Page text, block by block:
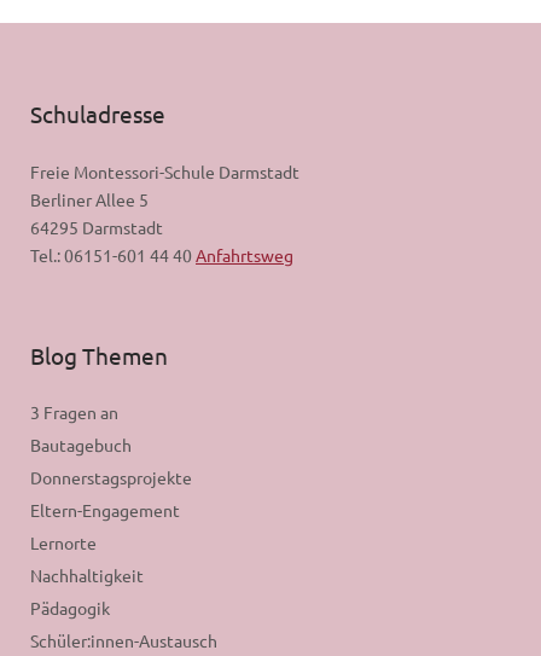
Schuladresse
Freie Montessori-Schule Darmstadt
Berliner Allee 5
64295 Darmstadt
Tel.: 06151-601 44 40Anfahrtsweg
Blog Themen
3 Fragen an
Bautagebuch
Donnerstagsprojekte
Eltern-Engagement
Lernorte
Nachhaltigkeit
Pädagogik
Schüler:innen-Austausch